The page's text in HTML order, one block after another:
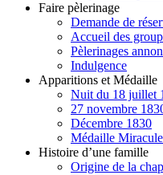
Faire pèlerinage
Demande de
Accueil des
Pèlerinages
Indulgence
Apparitions et Médaille
Nuit du 18 juillet
27 novembre
Décembre 1830
Médaille
Histoire d’une famille
Origine de la